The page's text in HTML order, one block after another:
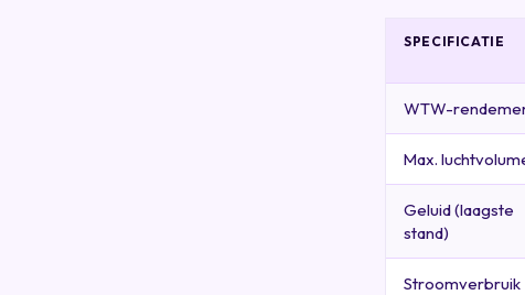
SPECIFICATIE
WTW-
Max.
Geluid (laagste
stand)
Stroomverbruik